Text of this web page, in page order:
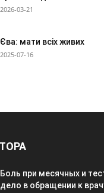
2026-03-21
Єва: мати всіх живих
2025-07-16
Боль при месячных и
дело в обращении к